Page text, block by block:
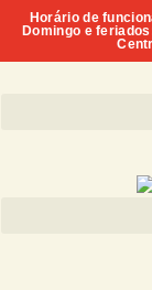
Horário de
Domingo e